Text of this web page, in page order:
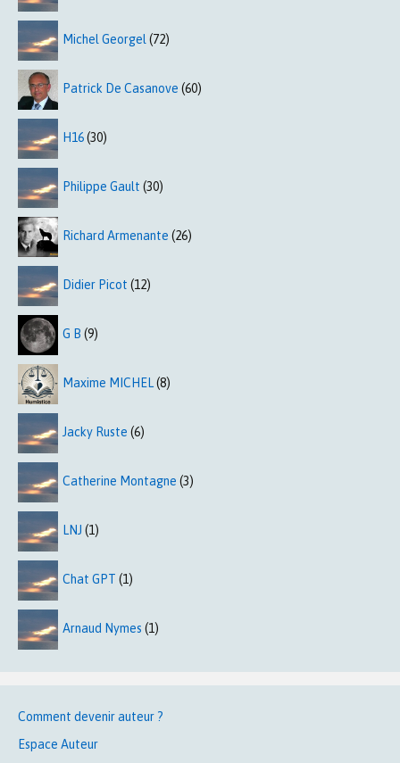
Michel Georgel (72)
Patrick De Casanove (60)
H16(30)
Philippe Gault (30)
Richard Armenante (26)
Didier Picot (12)
G B (9)
Maxime MICHEL(8)
Jacky Ruste (6)
Catherine Montagne (3)
LNJ (1)
Chat GPT (1)
Arnaud Nymes (1)
Comment devenir auteur ?
Espace Auteur